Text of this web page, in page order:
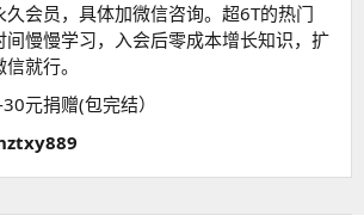
会员，具体加微信咨询。超6T的热门
间慢慢学习，入会后零成本增长知识，扩
就行。
元捐赠(包完结）